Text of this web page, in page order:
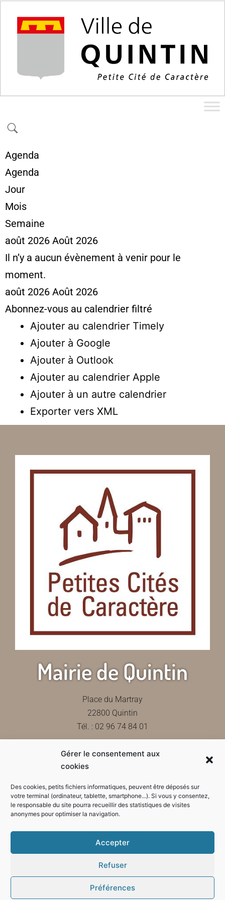
Gérer le consentement aux
cookies
Des cookies, petits fichiers informatiques, peuvent être déposés sur
votre terminal (ordinateur, tablette, smartphone...). Si vous y consentez,
le responsable du site pourra recueillir des statistiques de visites
anonymes pour optimiser la navigation.
Accepter
Refuser
Préférences
Agenda
Agenda
Jour
Mois
Semaine
août 2026 Août 2026
Il n’y a aucun évènement à venir pour le
moment.
août 2026 Août 2026
Abonnez-vous au calendrier filtré
Ajouter au calendrier Timely
Ajouter à Google
Ajouter à Outlook
Ajouter au calendrier Apple
Ajouter à un autre calendrier
Exporter vers XML
Mairie de Quintin
Place du Martray
22800 Quintin
Tél. : 02 96 74 84 01
Contactez-nous
Horaires d'ouverture de la mairie